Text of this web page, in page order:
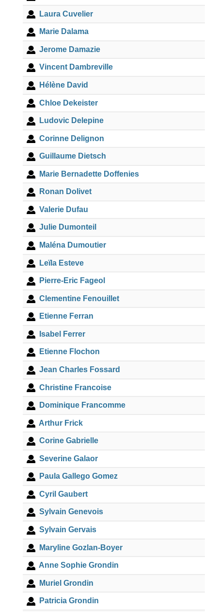
Laura Cuvelier
Marie Dalama
Jerome Damazie
Vincent Dambreville
Hélène David
Chloe Dekeister
Ludovic Delepine
Corinne Delignon
Guillaume Dietsch
Marie Bernadette Doffenies
Ronan Dolivet
Valerie Dufau
Julie Dumonteil
Maléna Dumoutier
Leïla Esteve
Pierre-Eric Fageol
Clementine Fenouillet
Etienne Ferran
Isabel Ferrer
Etienne Flochon
Jean Charles Fossard
Christine Francoise
Dominique Francomme
Arthur Frick
Corine Gabrielle
Severine Galaor
Paula Gallego Gomez
Cyril Gaubert
Sylvain Genevois
Sylvain Gervais
Maryline Gozlan-Boyer
Anne Sophie Grondin
Muriel Grondin
Patricia Grondin